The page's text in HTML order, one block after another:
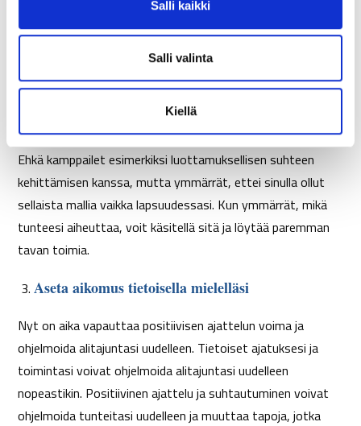
Salli kaikki
Salli valinta
Kiellä
Kun tiedät rajoittavat ajatuksesi, hyväksy ne ja anna sitten
mennä. Joskus tämä vaatii sinua tunnistamaan ja
tunnustamaan omia haasteitasi ja kipupisteitäkin
muokkaamaan tietoisuuttasi.
Ehkä kamppailet esimerkiksi luottamuksellisen suhteen
kehittämisen kanssa, mutta ymmärrät, ettei sinulla ollut
sellaista mallia vaikka lapsuudessasi. Kun ymmärrät, mikä
tunteesi aiheuttaa, voit käsitellä sitä ja löytää paremman
tavan toimia.
Aseta aikomus tietoisella mielelläsi
Nyt on aika vapauttaa positiivisen ajattelun voima ja
ohjelmoida alitajuntasi uudelleen. Tietoiset ajatuksesi ja
toimintasi voivat ohjelmoida alitajuntasi uudelleen
nopeastikin. Positiivinen ajattelu ja suhtautuminen voivat
ohjelmoida tunteitasi uudelleen ja muuttaa tapoja, jotka